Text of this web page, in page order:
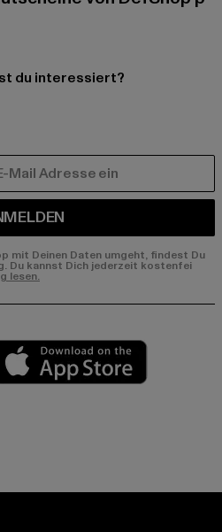
du interessiert?
mit Deinen Daten umgeht, findest Du
Du kannst Dich jederzeit kostenfei
lesen.
market